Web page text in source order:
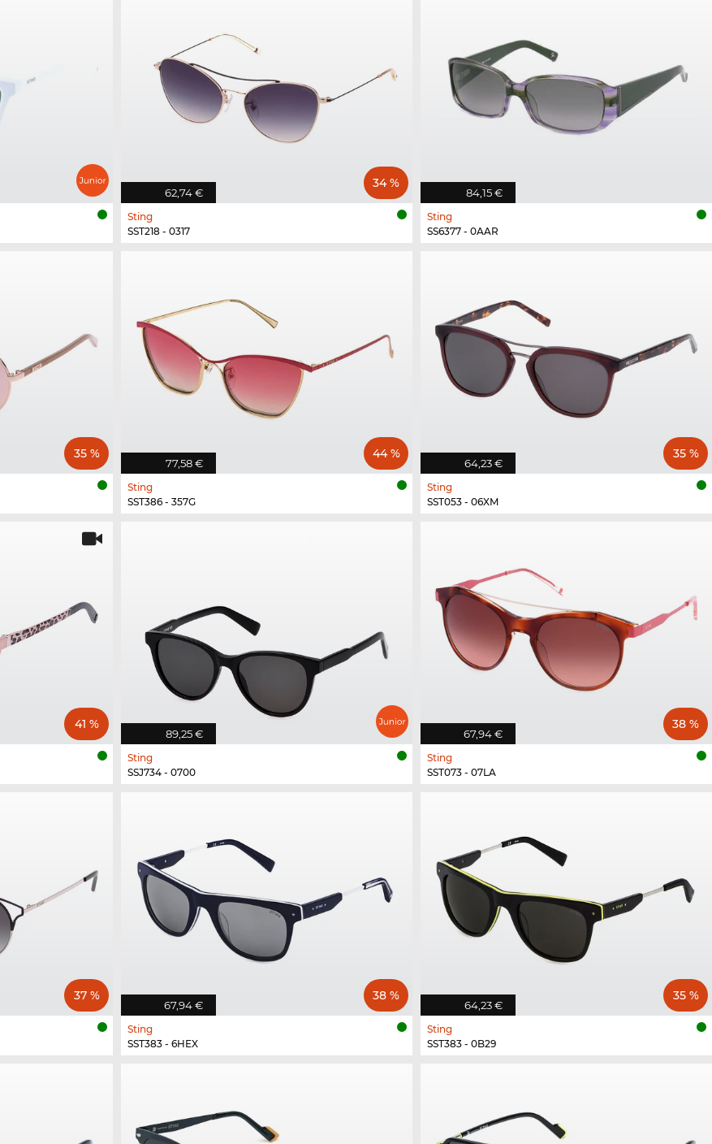
62,74 €
34 %
Sting
SST218 - 0317
84,15 €
Sting
SS6377 - 0AAR
35 %
77,58 €
44 %
Sting
SST386 - 357G
64,23 €
35 %
Sting
SST053 - 06XM
41 %
89,25 €
Sting
SSJ734 - 0700
67,94 €
38 %
Sting
SST073 - 07LA
37 %
67,94 €
38 %
Sting
SST383 - 6HEX
64,23 €
35 %
Sting
SST383 - 0B29